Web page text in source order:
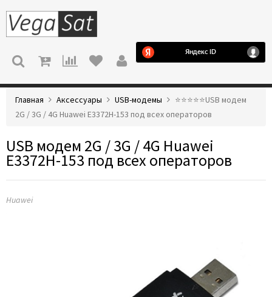
МЕНЮ
Главная Аксессуары USB-модемы
⭐️⭐️⭐️⭐️⭐️USB модем
2G / 3G / 4G Huawei E3372H-153 под всех операторов
USB модем 2G / 3G / 4G Huawei
E3372H-153 под всех операторов
Huawei